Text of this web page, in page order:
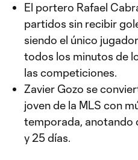
El portero Rafael
partidos sin recibir
siendo el único
todos los minutos de
las competiciones.
Zavier Gozo se
joven de la MLS con
temporada, anotando
y 25 días.